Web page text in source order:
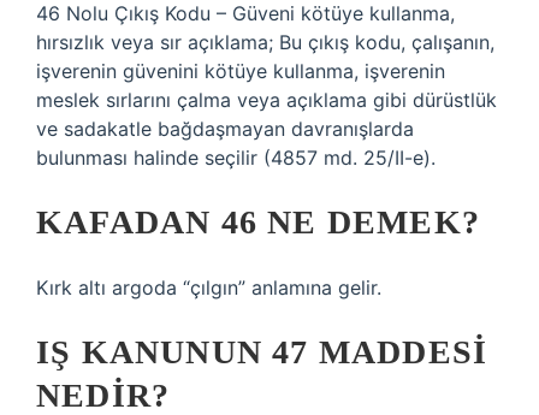
46 Nolu Çıkış Kodu – Güveni kötüye kullanma,
hırsızlık veya sır açıklama; Bu çıkış kodu, çalışanın,
işverenin güvenini kötüye kullanma, işverenin
meslek sırlarını çalma veya açıklama gibi dürüstlük
ve sadakatle bağdaşmayan davranışlarda
bulunması halinde seçilir (4857 md. 25/II-e).
KAFADAN 46 NE DEMEK?
Kırk altı argoda “çılgın” anlamına gelir.
IŞ KANUNUN 47 MADDESI
NEDIR?